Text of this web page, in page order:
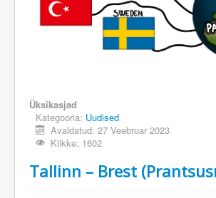
Üksikasjad
Kategooria: Uudised
Avaldatud: 27 Veebruar 2023
Klikke: 1602
Tallinn – Brest